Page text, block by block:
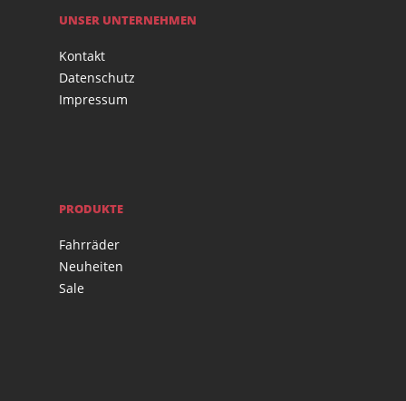
UNSER UNTERNEHMEN
Kontakt
Datenschutz
Impressum
PRODUKTE
Fahrräder
Neuheiten
Sale